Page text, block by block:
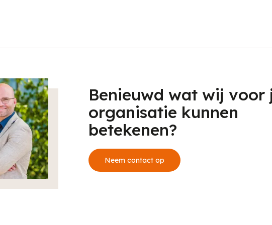
Benieuwd wat wij voor
organisatie kunnen
betekenen?
Neem contact op